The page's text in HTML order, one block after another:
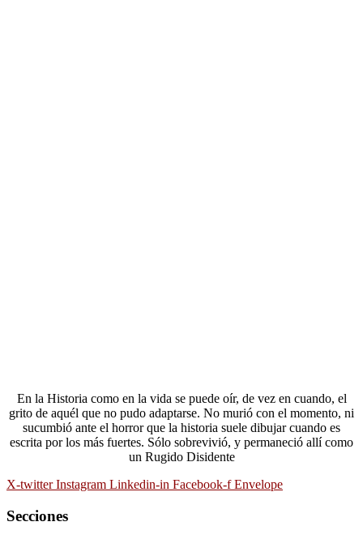
En la Historia como en la vida se puede oír, de vez en cuando, el
grito de aquél que no pudo adaptarse. No murió con el momento, ni
sucumbió ante el horror que la historia suele dibujar cuando es
escrita por los más fuertes. Sólo sobrevivió, y permaneció allí como
un Rugido Disidente
X-twitter Instagram Linkedin-in Facebook-f Envelope
Secciones